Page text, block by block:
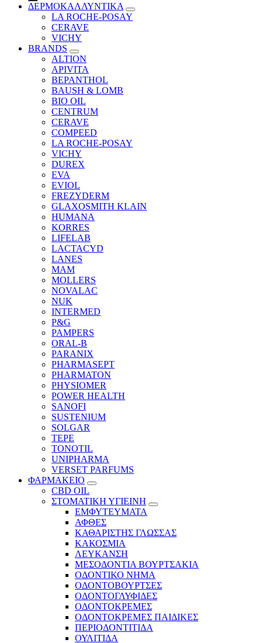
ΔΕΡΜΟΚΑΛΛΥΝΤΙΚΑ
LA ROCHE-POSAY
CERAVE
VICHY
BRANDS
ALTION
APIVITA
BEPANTHOL
BAUSH & LOMB
BIO OIL
CENTRUM
CERAVE
COMPEED
LA ROCHE-POSAY
VICHY
DUREX
EVA
EVIOL
FREZYDERM
GLAXOSMITH KLAIN
HUMANA
KORRES
LIFELAB
LACTACYD
LANES
MAM
MOLLERS
NOVALAC
NUK
INTERMED
P&G
PAMPERS
ORAL-B
PARANIX
PHARMASEPT
PHARMATON
PHYSIOMER
POWER HEALTH
SANOFI
SUSTENIUM
SOLGAR
TEPE
TONOTIL
UNIPHARMA
VERSET PARFUMS
ΦΑΡΜΑΚΕΙΟ
CBD OIL
ΣΤΟΜΑΤΙΚΗ ΥΓΙΕΙΝΗ
ΕΜΦΥΤΕΥΜΑΤΑ
ΑΦΘΕΣ
ΚΑΘΑΡΙΣΤΗΣ ΓΛΩΣΣΑΣ
ΚΑΚΟΣΜΙΑ
ΛΕΥΚΑΝΣΗ
ΜΕΣΟΔΟΝΤΙΑ ΒΟΥΡΤΣΑΚΙΑ
ΟΔΟΝΤΙΚΟ ΝΗΜΑ
ΟΔΟΝΤΟΒΟΥΡΤΣΕΣ
ΟΔΟΝΤΟΓΛΥΦΙΔΕΣ
ΟΔΟΝΤΟΚΡΕΜΕΣ
ΟΔΟΝΤΟΚΡΕΜΕΣ ΠΑΙΔΙΚΕΣ
ΠΕΡΙΟΔΟΝΤΙΤΙΔΑ
ΟΥΛΙΤΙΔΑ